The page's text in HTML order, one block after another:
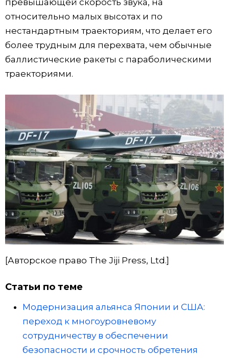
превышающей скорость звука, на
относительно малых высотах и ​​по
нестандартным траекториям, что делает его
более трудным для перехвата, чем обычные
баллистические ракеты с параболическими
траекториями.
[Авторское право The Jiji Press, Ltd.]
Статьи по теме
Модернизация альянса Японии и США:
переход к многоуровневому
сотрудничеству в обеспечении
безопасности и срочность обретения